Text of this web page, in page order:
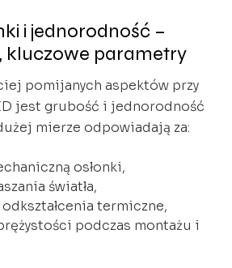
i jednorodność –
kluczowe parametry
pomijanych aspektów przy
jest grubość i jednorodność
mierze odpowiadają za:
osłonki,
światła,
termiczne,
podczas montażu i